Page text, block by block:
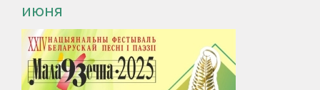
июня